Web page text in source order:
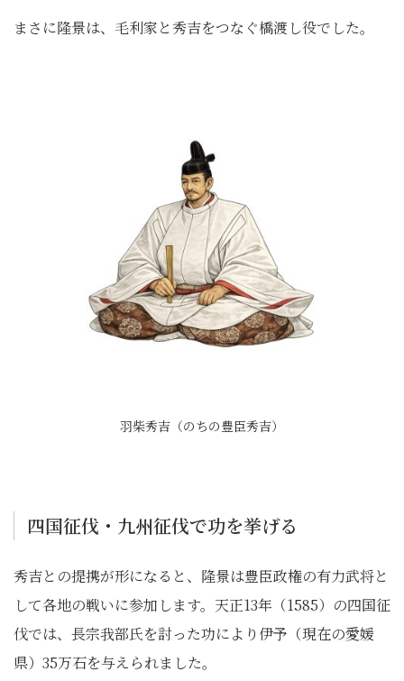
まさに隆景は、毛利家と秀吉をつなぐ橋渡し役でした。
羽柴秀吉（のちの豊臣秀吉）
四国征伐・九州征伐で功を挙げる
秀吉との提携が形になると、隆景は豊臣政権の有力武将と
して各地の戦いに参加します。天正13年（1585）の四国征
伐では、長宗我部氏を討った功により伊予（現在の愛媛
県）35万石を与えられました。